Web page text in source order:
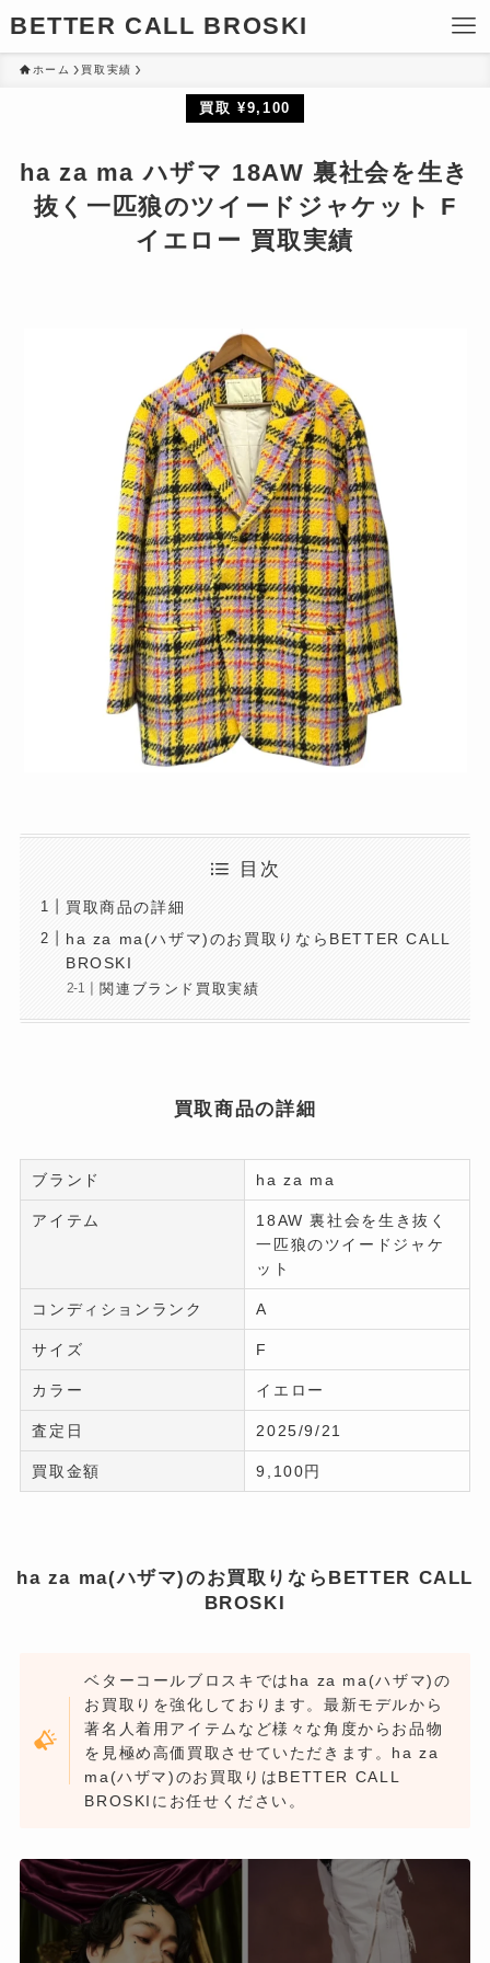
BETTER CALL BROSKI
ホーム 買取実績
買取 ¥9,100
ha za ma ハザマ 18AW 裏社会を生き
抜く一匹狼のツイードジャケット F
イエロー 買取実績
目次
買取商品の詳細
ha za ma(ハザマ)のお買取りならBETTER CALL
BROSKI
関連ブランド買取実績
買取商品の詳細
ブランド ha za ma
アイテム
18AW 裏社会を生き抜く
一匹狼のツイードジャケ
ット
コンディションランク A
サイズ F
カラー イエロー
査定日 2025/9/21
買取金額 9,100円
ha za ma(ハザマ)のお買取りならBETTER CALL
BROSKI
ベターコールブロスキではha za ma(ハザマ)の
お買取りを強化しております。最新モデルから
著名人着用アイテムなど様々な角度からお品物
を見極め高価買取させていただきます。ha za
ma(ハザマ)のお買取りはBETTER CALL
BROSKIにお任せください。